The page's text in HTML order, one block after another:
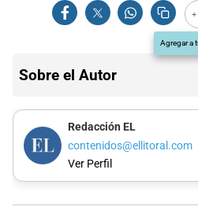
Agregar a
Sobre el Autor
Redacción EL
contenidos@ellitoral.com
Ver Perfil